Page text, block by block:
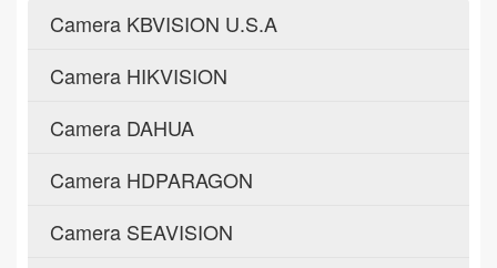
Camera KBVISION U.S.A
Camera HIKVISION
Camera DAHUA
Camera HDPARAGON
Camera SEAVISION